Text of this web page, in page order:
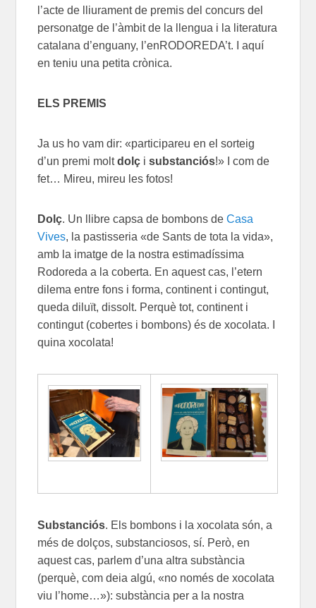
l’acte de lliurament de premis del concurs del
personatge de l’àmbit de la llengua i la literatura
catalana d’enguany, l’enRODOREDA’t. I aquí
en teniu una petita crònica.
ELS PREMIS
Ja us ho vam dir: «participareu en el sorteig
d’un premi moltdolç isubstanciós!» I com de
fet… Mireu, mireu les fotos!
Dolç. Un llibre capsa de bombons deCasa
Vives, la pastisseria «de Sants de tota la vida»,
amb la imatge de la nostra estimadíssima
Rodoreda a la coberta. En aquest cas, l’etern
dilema entre fons i forma, continent i contingut,
queda diluït, dissolt. Perquè tot, continent i
contingut (cobertes i bombons) és de xocolata. I
quina xocolata!
Substanciós. Els bombons i la xocolata són, a
més de dolços, substanciosos, sí. Però, en
aquest cas, parlem d’una altra substància
(perquè, com deia algú, «no només de xocolata
viu l’home…»): substància per a la nostra